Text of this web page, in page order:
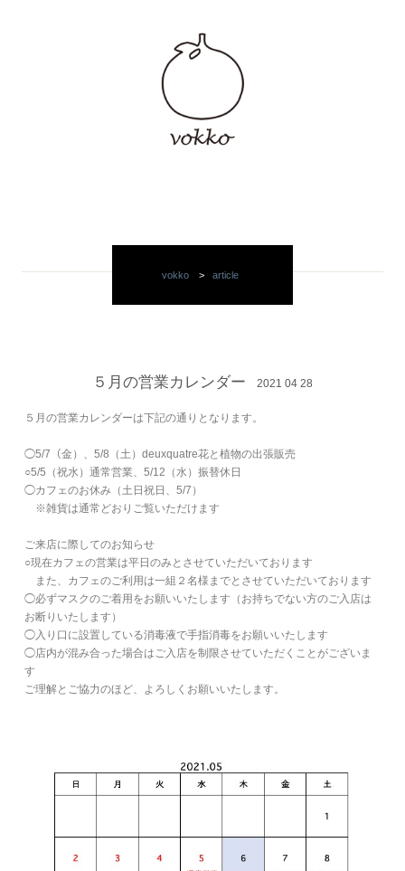
vokko > article
５月の営業カレンダー 2021 04 28
５月の営業カレンダーは下記の通りとなります。
◯5/7（金）、5/8（土）deuxquatre花と植物の出張販売
○5/5（祝水）通常営業、5/12（水）振替休日
◯カフェのお休み（土日祝日、5/7）
※雑貨は通常どおりご覧いただけます
ご来店に際してのお知らせ
○現在カフェの営業は平日のみとさせていただいております
また、カフェのご利用は一組２名様までとさせていただいております
◯必ずマスクのご着用をお願いいたします（お持ちでない方のご入店は
お断りいたします）
◯入り口に設置している消毒液で手指消毒をお願いいたします
◯店内が混み合った場合はご入店を制限させていただくことがございま
す
ご理解とご協力のほど、よろしくお願いいたします。